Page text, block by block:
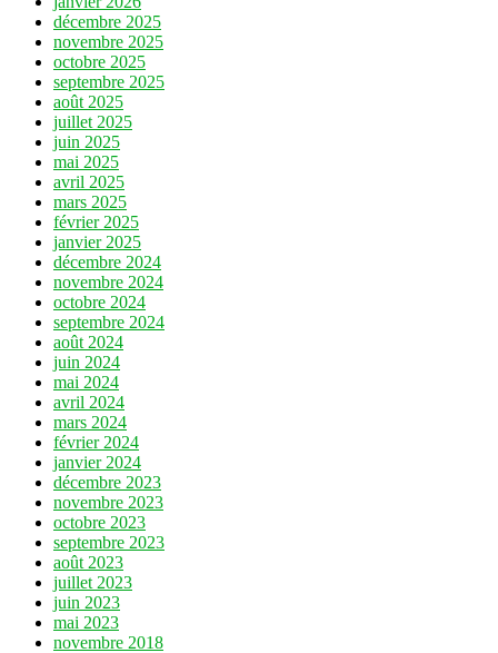
décembre 2025
novembre 2025
octobre 2025
septembre 2025
août 2025
juillet 2025
juin 2025
mai 2025
avril 2025
mars 2025
février 2025
janvier 2025
décembre 2024
novembre 2024
octobre 2024
septembre 2024
août 2024
juin 2024
mai 2024
avril 2024
mars 2024
février 2024
janvier 2024
décembre 2023
novembre 2023
octobre 2023
septembre 2023
août 2023
juillet 2023
juin 2023
mai 2023
novembre 2018